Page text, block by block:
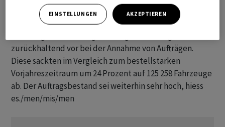
können.
zurückhaltend vor bei der Annahme von Aufträgen.
Diese sackten im Vergleich zum bestellstarken
Vorjahreszeitraum um 24 Prozent auf 125 258 Fahrzeuge
ab. Der Auftragsbestand sei weiterhin sehr hoch, hiess
es./men/mis/men
EINSTELLUNGEN AKZEPTIEREN